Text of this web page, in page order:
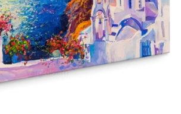
Doppelt antippen zum
vergrößern